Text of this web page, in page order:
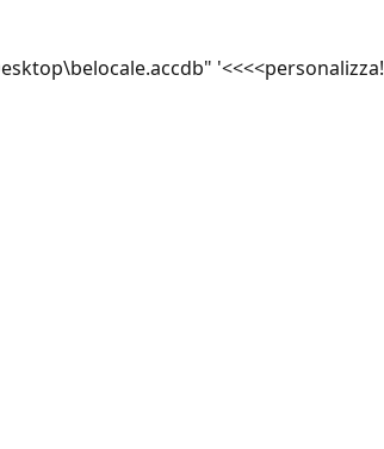
'<<<<personalizza!